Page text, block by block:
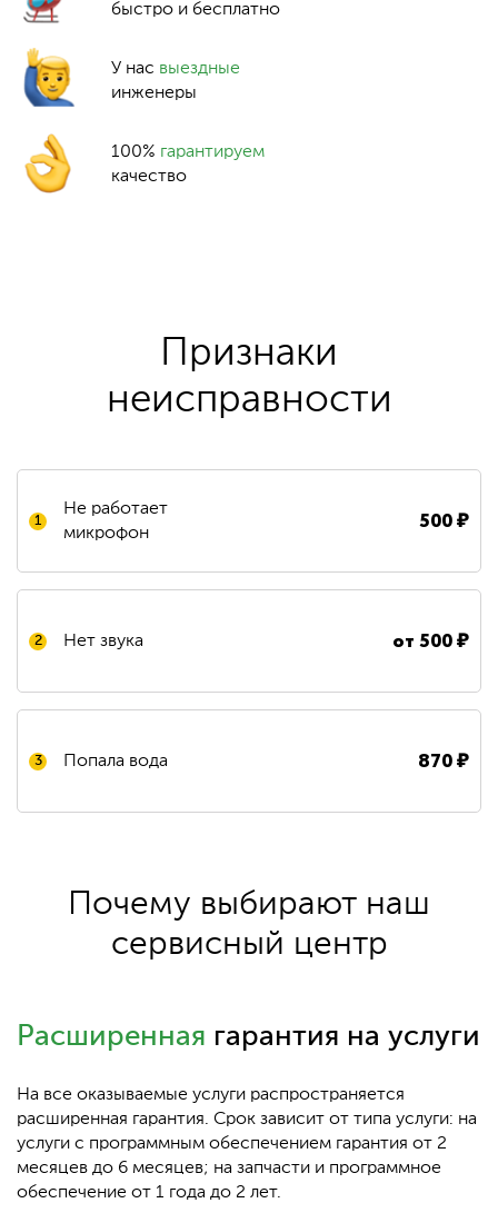
быстро и бесплатно
У нас выездные
инженеры
100% гарантируем
качество
Признаки
неисправности
1
Не работает
микрофон
500₽
2 Нет звука от 500 ₽
3 Попала вода 870₽
Почему выбирают наш
сервисный центр
Расширенная гарантия на услуги
На все оказываемые услуги распространяется
расширенная гарантия. Срок зависит от типа услуги: на
услуги с программным обеспечением гарантия от 2
месяцев до 6 месяцев; на запчасти и программное
обеспечение от 1 года до 2 лет.